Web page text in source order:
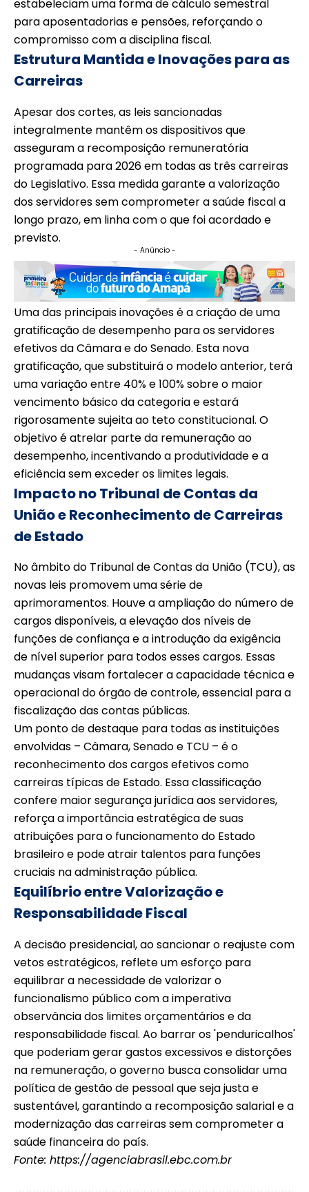
estabeleciam uma forma de cálculo semestral
para aposentadorias e pensões, reforçando o
compromisso com a disciplina fiscal.
Estrutura Mantida e Inovações para as
Carreiras
Apesar dos cortes, as leis sancionadas
integralmente mantêm os dispositivos que
asseguram a recomposição remuneratória
programada para 2026 em todas as três carreiras
do Legislativo. Essa medida garante a valorização
dos servidores sem comprometer a saúde fiscal a
longo prazo, em linha com o que foi acordado e
previsto.
- Anúncio -
Uma das principais inovações é a criação de uma
gratificação de desempenho para os servidores
efetivos da Câmara e do Senado. Esta nova
gratificação, que substituirá o modelo anterior, terá
uma variação entre 40% e 100% sobre o maior
vencimento básico da categoria e estará
rigorosamente sujeita ao teto constitucional. O
objetivo é atrelar parte da remuneração ao
desempenho, incentivando a produtividade e a
eficiência sem exceder os limites legais.
Impacto no Tribunal de Contas da
União e Reconhecimento de Carreiras
de Estado
No âmbito do Tribunal de Contas da União (TCU), as
novas leis promovem uma série de
aprimoramentos. Houve a ampliação do número de
cargos disponíveis, a elevação dos níveis de
funções de confiança e a introdução da exigência
de nível superior para todos esses cargos. Essas
mudanças visam fortalecer a capacidade técnica e
operacional do órgão de controle, essencial para a
fiscalização das contas públicas.
Um ponto de destaque para todas as instituições
envolvidas – Câmara, Senado e TCU – é o
reconhecimento dos cargos efetivos como
carreiras típicas de Estado. Essa classificação
confere maior segurança jurídica aos servidores,
reforça a importância estratégica de suas
atribuições para o funcionamento do Estado
brasileiro e pode atrair talentos para funções
cruciais na administração pública.
Equilíbrio entre Valorização e
Responsabilidade Fiscal
A decisão presidencial, ao sancionar o reajuste com
vetos estratégicos, reflete um esforço para
equilibrar a necessidade de valorizar o
funcionalismo público com a imperativa
observância dos limites orçamentários e da
responsabilidade fiscal. Ao barrar os 'penduricalhos'
que poderiam gerar gastos excessivos e distorções
na remuneração, o governo busca consolidar uma
política de gestão de pessoal que seja justa e
sustentável, garantindo a recomposição salarial e a
modernização das carreiras sem comprometer a
saúde financeira do país.
Fonte: https://agenciabrasil.ebc.com.br